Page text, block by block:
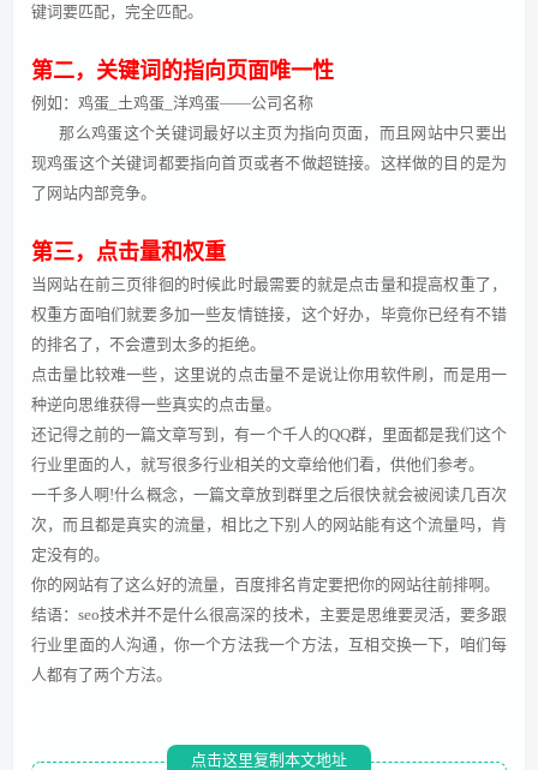
键词要匹配，完全匹配。
第二，关键词的指向页面唯一性
例如：鸡蛋_土鸡蛋_洋鸡蛋——公司名称
那么鸡蛋这个关键词最好以主页为指向页面，而且网站中只要出
现鸡蛋这个关键词都要指向首页或者不做超链接。这样做的目的是为
了网站内部竞争。
第三，点击量和权重
当网站在前三页徘徊的时候此时最需要的就是点击量和提高权重了，
权重方面咱们就要多加一些友情链接，这个好办，毕竟你已经有不错
的排名了，不会遭到太多的拒绝。
点击量比较难一些，这里说的点击量不是说让你用软件刷，而是用一
种逆向思维获得一些真实的点击量。
还记得之前的一篇文章写到，有一个千人的QQ群，里面都是我们这个
行业里面的人，就写很多行业相关的文章给他们看，供他们参考。
一千多人啊!什么概念，一篇文章放到群里之后很快就会被阅读几百次
次，而且都是真实的流量，相比之下别人的网站能有这个流量吗，肯
定没有的。
你的网站有了这么好的流量，百度排名肯定要把你的网站往前排啊。
结语：seo技术并不是什么很高深的技术，主要是思维要灵活，要多跟
行业里面的人沟通，你一个方法我一个方法，互相交换一下，咱们每
人都有了两个方法。
点击这里复制本文地址